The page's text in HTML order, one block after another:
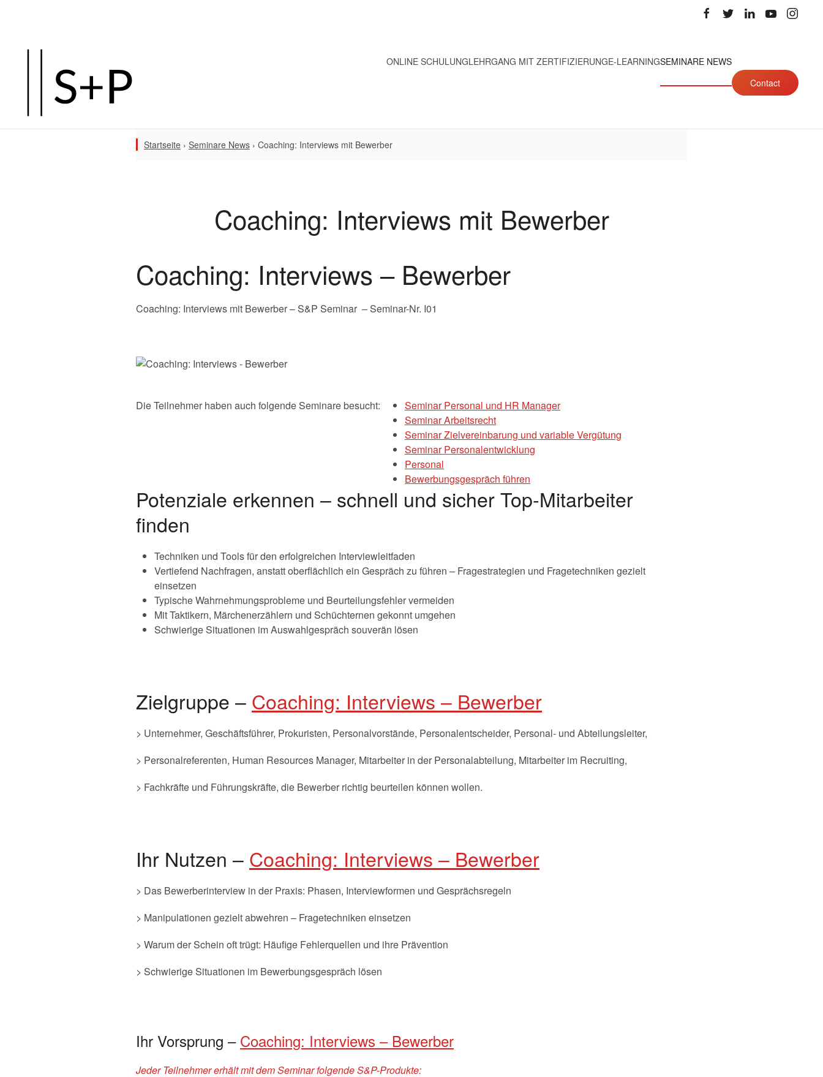
ONLINE SCHULUNGLEHRGANG MIT ZERTIFIZIERUNGE-LEARNINGSEMINARE NEWS
Contact
Startseite › Seminare News › Coaching: Interviews mit Bewerber
Coaching: Interviews mit Bewerber
Coaching: Interviews – Bewerber
Coaching: Interviews mit Bewerber – S&P Seminar – Seminar-Nr. I01
Die Teilnehmer haben auch folgende Seminare besucht:
Seminar Personal und HR Manager
Seminar Arbeitsrecht
Seminar Zielvereinbarung und variable Vergütung
Seminar Personalentwicklung
Personal
Bewerbungsgespräch führen
Potenziale erkennen – schnell und sicher Top-Mitarbeiter
finden
Techniken und Tools für den erfolgreichen Interviewleitfaden
Vertiefend Nachfragen, anstatt oberflächlich ein Gespräch zu führen – Fragestrategien und Fragetechniken gezielt
einsetzen
Typische Wahrnehmungsprobleme und Beurteilungsfehler vermeiden
Mit Taktikern, Märchenerzählern und Schüchternen gekonnt umgehen
Schwierige Situationen im Auswahlgespräch souverän lösen
Zielgruppe – Coaching: Interviews – Bewerber
> Unternehmer, Geschäftsführer, Prokuristen, Personalvorstände, Personalentscheider, Personal- und Abteilungsleiter,
> Personalreferenten, Human Resources Manager, Mitarbeiter in der Personalabteilung, Mitarbeiter im Recruiting,
> Fachkräfte und Führungskräfte, die Bewerber richtig beurteilen können wollen.
Ihr Nutzen – Coaching: Interviews – Bewerber
> Das Bewerberinterview in der Praxis: Phasen, Interviewformen und Gesprächsregeln
> Manipulationen gezielt abwehren – Fragetechniken einsetzen
> Warum der Schein oft trügt: Häufige Fehlerquellen und ihre Prävention
> Schwierige Situationen im Bewerbungsgespräch lösen
Ihr Vorsprung – Coaching: Interviews – Bewerber
Jeder Teilnehmer erhält mit dem Seminar folgende S&P-Produkte: